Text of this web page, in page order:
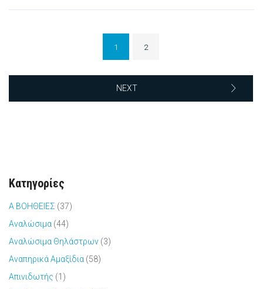
1 2
NEXT
Κατηγορίες
Α ΒΟΗΘΕΙΕΣ (37)
Αναλώσιμα (44)
Αναλώσιμα Θηλάστρων (3)
Αναπηρικά Αμαξίδια (58)
Απινιδωτής (1)